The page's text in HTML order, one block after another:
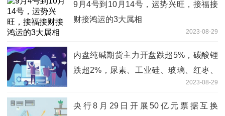
9月4号到10月14号，运势兴旺，接福接
财接鸿运的3大属相
2023-08-29
内盘纯碱期货主力开盘跌超5%，碳酸锂
跌超2%，尿素、工业硅、玻璃、红枣、
2023-08-29
央行8月29日开展50亿元票据互换